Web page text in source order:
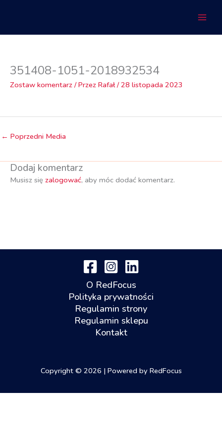
351408-1051-2018932534
Zostaw komentarz / Przez Rafał/28 listopada 2023
← Poprzedni Media
Dodaj komentarz
Musisz się zalogować, aby móc dodać komentarz.
O RedFocus
Polityka prywatności
Regulamin strony
Regulamin sklepu
Kontakt
Copyright © 2026 | Powered by RedFocus